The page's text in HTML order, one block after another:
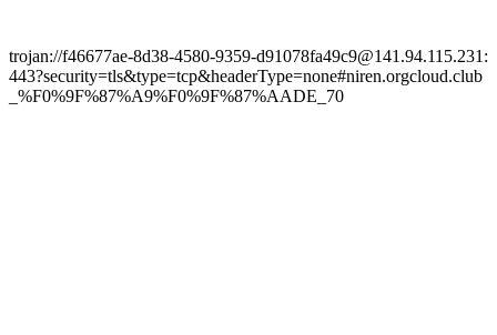
trojan://f46677ae-8d38-4580-9359-d91078fa49c9@141.94.115.231:
443?security=tls&type=tcp&headerType=none#niren.orgcloud.club
_%F0%9F%87%A9%F0%9F%87%AADE_70